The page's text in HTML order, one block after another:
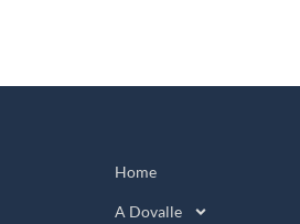
Home
A Dovalle